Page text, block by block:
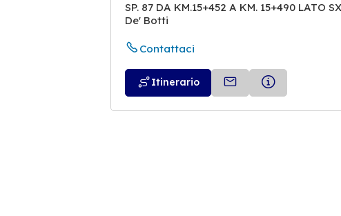
SP. 87 DA KM.15+452 A KM. 15+490 LATO
De' Botti
Contattaci
Itinerario